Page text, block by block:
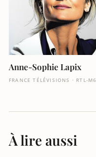
Anne-Sophie Lapix
FRANCE TÉLÉVISIONS · RTL-M6
À lire aussi